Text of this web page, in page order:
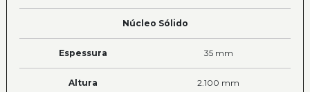
Núcleo Sólido
Espessura 35 mm
Altura 2.100 mm